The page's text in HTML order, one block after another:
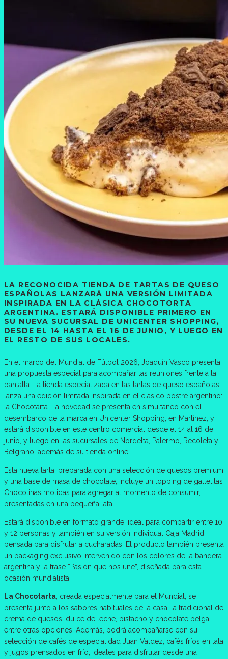
LA RECONOCIDA TIENDA DE TARTAS DE QUESO
ESPAÑOLAS LANZARÁ UNA VERSIÓN LIMITADA
INSPIRADA EN LA CLÁSICA CHOCOTORTA
ARGENTINA. ESTARÁ DISPONIBLE PRIMERO EN
SU NUEVA SUCURSAL DE UNICENTER SHOPPING,
DESDE EL 14 HASTA EL 16 DE JUNIO, Y LUEGO EN
EL RESTO DE SUS LOCALES.
En el marco del Mundial de Fútbol 2026, Joaquín Vasco presenta
una propuesta especial para acompañar las reuniones frente a la
pantalla. La tienda especializada en las tartas de queso españolas
lanza una edición limitada inspirada en el clásico postre argentino:
la Chocotarta. La novedad se presenta en simultáneo con el
desembarco de la marca en Unicenter Shopping, en Martínez, y
estará disponible en este centro comercial desde el 14 al 16 de
junio, y luego en las sucursales de Nordelta, Palermo, Recoleta y
Belgrano, además de su tienda online.
Esta nueva tarta, preparada con una selección de quesos premium
y una base de masa de chocolate, incluye un topping de galletitas
Chocolinas molidas para agregar al momento de consumir,
presentadas en una pequeña lata.
Estará disponible en formato grande, ideal para compartir entre 10
y 12 personas y también en su versión individual Caja Madrid,
pensada para disfrutar a cucharadas. El producto también presenta
un packaging exclusivo intervenido con los colores de la bandera
argentina y la frase “Pasión que nos une”, diseñada para esta
ocasión mundialista.
La Chocotarta , creada especialmente para el Mundial, se
presenta junto a los sabores habituales de la casa: la tradicional de
crema de quesos, dulce de leche, pistacho y chocolate belga,
entre otras opciones. Además, podrá acompañarse con su
selección de cafés de especialidad Juan Valdez, cafés fríos en lata
y jugos prensados en frío, ideales para disfrutar desde una